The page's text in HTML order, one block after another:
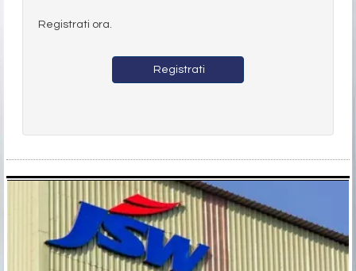
Registrati ora.
Registrati